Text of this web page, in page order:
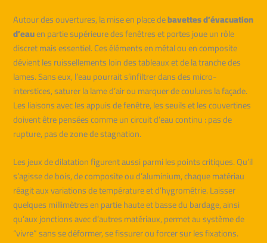
Autour des ouvertures, la mise en place debavettes d’évacuation
d’eauen partie supérieure des fenêtres et portes joue un rôle
discret mais essentiel. Ces éléments en métal ou en composite
dévient les ruissellements loin des tableaux et de la tranche des
lames. Sans eux, l’eau pourrait s’infiltrer dans des micro-
interstices, saturer la lame d’air ou marquer de coulures la façade.
Les liaisons avec les appuis de fenêtre, les seuils et les couvertines
doivent être pensées comme un circuit d’eau continu : pas de
rupture, pas de zone de stagnation.
Les jeux de dilatation figurent aussi parmi les points critiques. Qu’il
s’agisse de bois, de composite ou d’aluminium, chaque matériau
réagit aux variations de température et d’hygrométrie. Laisser
quelques millimètres en partie haute et basse du bardage, ainsi
qu’aux jonctions avec d’autres matériaux, permet au système de
“vivre” sans se déformer, se fissurer ou forcer sur les fixations.